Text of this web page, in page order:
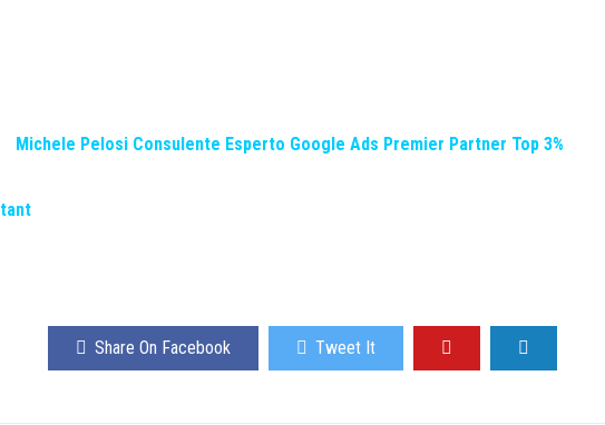
Michele Pelosi Consulente Esperto Google Ads Premier Partner Top 3%
Share On Facebook Tweet It